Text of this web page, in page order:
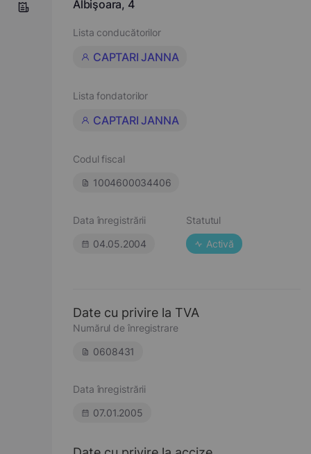
Albişoara, 4
Lista conducătorilor
CAPTARI JANNA
Lista fondatorilor
CAPTARI JANNA
Codul fiscal
1004600034406
Data înregistrării
04.05.2004
Statutul
Activă
Date cu privire la TVA
Numărul de înregistrare
0608431
Data înregistrării
07.01.2005